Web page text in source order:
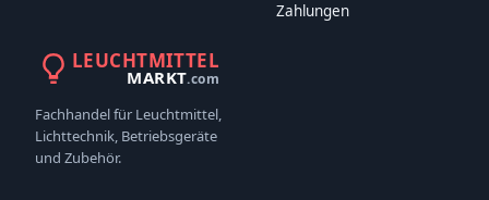
Zahlungen
LEUCHTMITTEL
MARKT.com
Fachhandel für Leuchtmittel,
Lichttechnik, Betriebsgeräte
und Zubehör.